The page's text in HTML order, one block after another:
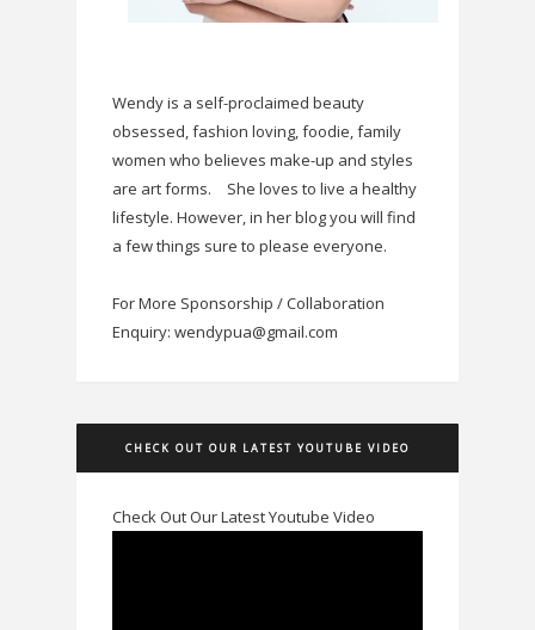
Wendy is a self-proclaimed beauty
obsessed, fashion loving, foodie, family
women who believes make-up and styles
are art forms.
She loves to live a healthy
lifestyle. However, in her blog you will find
a few things sure to please everyone.
For More Sponsorship / Collaboration
Enquiry: wendypua@gmail.com
CHECK OUT OUR LATEST YOUTUBE VIDEO
Check Out Our Latest Youtube Video